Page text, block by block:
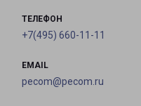
ТЕЛЕФОН
+7(495) 660-11-11
EMAIL
pecom@pecom.ru